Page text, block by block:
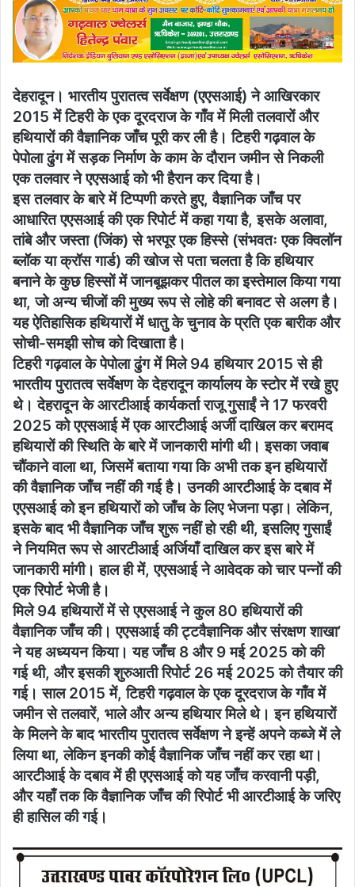
देहरादून। भारतीय पुरातत्व सर्वेक्षण (एएसआई) ने आखिरकार
2015 में टिहरी के एक दूरदराज के गाँव में मिली तलवारों और
हथियारों की वैज्ञानिक जाँच पूरी कर ली है। टिहरी गढ़वाल के
पेपोला ढुंग में सड़क निर्माण के काम के दौरान जमीन से निकली
एक तलवार ने एएसआई को भी हैरान कर दिया है।
इस तलवार के बारे में टिप्पणी करते हुए, वैज्ञानिक जाँच पर
आधारित एएसआई की एक रिपोर्ट में कहा गया है, इसके अलावा,
तांबे और जस्ता (जिंक) से भरपूर एक हिस्से (संभवतः एक क्विलॉन
ब्लॉक या क्रॉस गार्ड) की खोज से पता चलता है कि हथियार
बनाने के कुछ हिस्सों में जानबूझकर पीतल का इस्तेमाल किया गया
था, जो अन्य चीजों की मुख्य रूप से लोहे की बनावट से अलग है।
यह ऐतिहासिक हथियारों में धातु के चुनाव के प्रति एक बारीक और
सोची-समझी सोच को दिखाता है।
टिहरी गढ़वाल के पेपोला ढुंग में मिले 94 हथियार 2015 से ही
भारतीय पुरातत्व सर्वेक्षण के देहरादून कार्यालय के स्टोर में रखे हुए
थे। देहरादून के आरटीआई कार्यकर्ता राजू गुसाईं ने 17 फरवरी
2025 को एएसआई में एक आरटीआई अर्जी दाखिल कर बरामद
हथियारों की स्थिति के बारे में जानकारी मांगी थी। इसका जवाब
चौंकाने वाला था, जिसमें बताया गया कि अभी तक इन हथियारों
की वैज्ञानिक जाँच नहीं की गई है। उनकी आरटीआई के दबाव में
एएसआई को इन हथियारों को जाँच के लिए भेजना पड़ा। लेकिन,
इसके बाद भी वैज्ञानिक जाँच शुरू नहीं हो रही थी, इसलिए गुसाईं
ने नियमित रूप से आरटीआई अर्जियाँ दाखिल कर इस बारे में
जानकारी मांगी। हाल ही में, एएसआई ने आवेदक को चार पन्नों की
एक रिपोर्ट भेजी है।
मिले 94 हथियारों में से एएसआई ने कुल 80 हथियारों की
वैज्ञानिक जाँच की। एएसआई की ट्टवैज्ञानिक और संरक्षण शाखा’
ने यह अध्ययन किया। यह जाँच 8 और 9 मई 2025 को की
गई थी, और इसकी शुरुआती रिपोर्ट 26 मई 2025 को तैयार की
गई। साल 2015 में, टिहरी गढ़वाल के एक दूरदराज के गाँव में
जमीन से तलवारें, भाले और अन्य हथियार मिले थे। इन हथियारों
के मिलने के बाद भारतीय पुरातत्व सर्वेक्षण ने इन्हें अपने कब्जे में ले
लिया था, लेकिन इनकी कोई वैज्ञानिक जाँच नहीं कर रहा था।
आरटीआई के दबाव में ही एएसआई को यह जाँच करवानी पड़ी,
और यहाँ तक कि वैज्ञानिक जाँच की रिपोर्ट भी आरटीआई के जरिए
ही हासिल की गई।